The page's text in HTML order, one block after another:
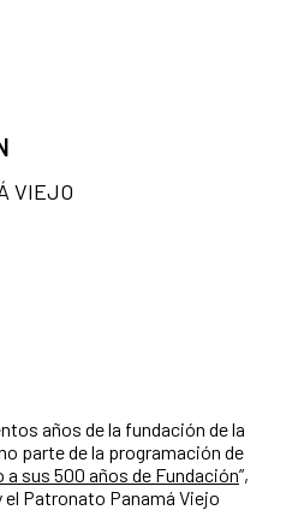
años de la fundación de la
parte de la programación de
a sus 500 años de Fundación”,
el Patronato Panamá Viejo
VIEJO